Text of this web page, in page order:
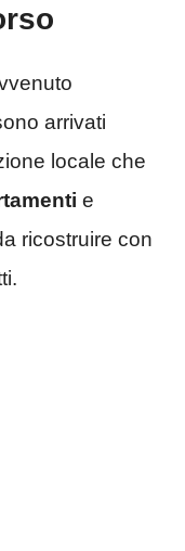
arrivati
locale che
e
ricostruire con